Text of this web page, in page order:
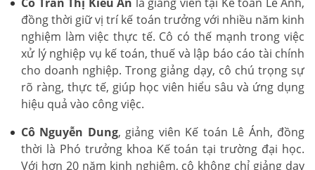
đồng thời giữ vị trí kế toán trưởng với nhiều năm kinh
nghiệm làm việc thực tế. Cô có thế mạnh trong việc
xử lý nghiệp vụ kế toán, thuế và lập báo cáo tài chính
cho doanh nghiệp. Trong giảng dạy, cô chú trọng sự
rõ ràng, thực tế, giúp học viên hiểu sâu và ứng dụng
hiệu quả vào công việc.
Cô Nguyễn Dung, giảng viên Kế toán Lê Ánh, đồng
thời là Phó trưởng khoa Kế toán tại trường đại học.
Với hơn 20 năm kinh nghiệm, cô không chỉ giảng dạy